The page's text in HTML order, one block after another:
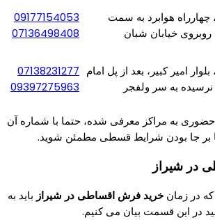
چهارراه هوابرد به سمت
خیابان شبان
09177154053
07136498408
امير كبير، بعد از پل امام
به سر ولفجر
07138231277
09397275963
به مراکز معرفی شده، حتما با شماره آن
بر جا بودن شرایط قسطی مطمئن شوید.
در شیراز
در زمان خرید فرش اقساطی در شیراز باید به
در این قسمت بیان می کنیم.